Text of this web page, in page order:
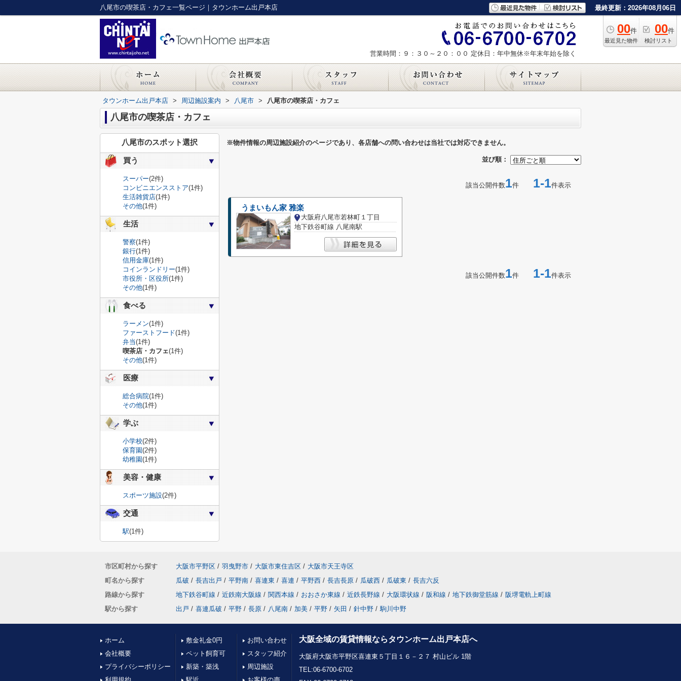
八尾市の喫茶店・カフェ一覧ページ｜タウンホーム出戸本店 最終更新：2026年08月06日
00件
最近見た物件
00件
検討リスト
営業時間：９：３０～２０：００ 定休日：年中無休※年末年始を除く
タウンホーム出戸本店 > 周辺施設案内 > 八尾市 > 八尾市の喫茶店・カフェ
八尾市の喫茶店・カフェ
※物件情報の周辺施設紹介のページであり、各店舗への問い合わせは当社では対応できません。
並び順：
該当公開件数1件 1-1件表示
うまいもん家 雅楽
大阪府八尾市若林町１丁目
地下鉄谷町線 八尾南駅
該当公開件数1件 1-1件表示
八尾市のスポット選択
買う
スーパー(2件)
コンビニエンスストア(1件)
生活雑貨店(1件)
その他(1件)
生活
警察(1件)
銀行(1件)
信用金庫(1件)
コインランドリー(1件)
市役所・区役所(1件)
その他(1件)
食べる
ラーメン(1件)
ファーストフード(1件)
弁当(1件)
喫茶店・カフェ(1件)
その他(1件)
医療
総合病院(1件)
その他(1件)
学ぶ
小学校(2件)
保育園(2件)
幼稚園(1件)
美容・健康
スポーツ施設(2件)
交通
駅(1件)
市区町村から探す 大阪市平野区 / 羽曳野市 / 大阪市東住吉区 / 大阪市天王寺区
町名から探す
瓜破 / 長吉出戸 / 平野南 / 喜連東 / 喜連 / 平野西 / 長吉長原 / 瓜破西 / 瓜破東 / 長吉六反
路線から探す
地下鉄谷町線 / 近鉄南大阪線 / 関西本線 / おおさか東線 / 近鉄長野線 / 大阪環状線 / 阪和線 / 地下鉄御堂筋線 / 阪堺電軌上町線
駅から探す
出戸 / 喜連瓜破 / 平野 / 長原 / 八尾南 / 加美 / 平野 / 矢田 / 針中野 / 駒川中野
ホーム
会社概要
プライバシーポリシー
敷金礼金0円
ペット飼育可
新築・築浅
お問い合わせ
スタッフ紹介
周辺施設
大阪全域の賃貸情報ならタウンホーム出戸本店へ
大阪府大阪市平野区喜連東５丁目１６－２７ 村山ビル 1階
TEL:06-6700-6702